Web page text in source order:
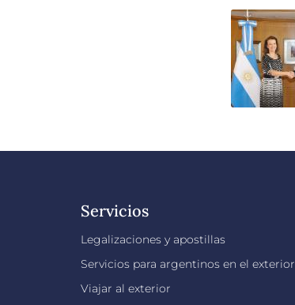
Servicios
Legalizaciones y apostillas
Servicios para argentinos en el exterior
Viajar al exterior